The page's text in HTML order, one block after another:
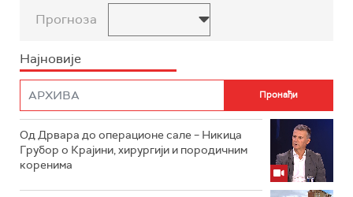
Прогноза
Најновије
Од Дрвара до операционе сале – Никица
Грубор о Крајини, хирургији и породичним
коренима